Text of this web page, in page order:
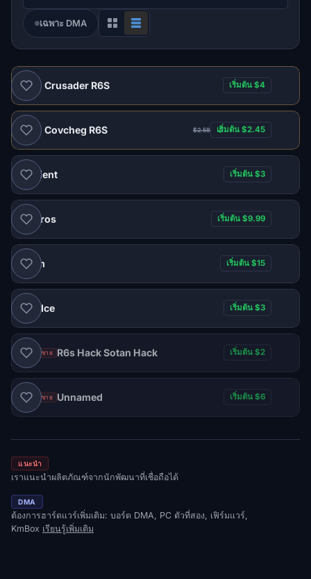
เฉพาะ DMA
แนะนำ Crusader R6S เริ่มต้น $4
แนะนำ Covcheg R6S $2.58 เริ่มต้น $2.45
Ancient เริ่มต้น $3
Macros เริ่มต้น $9.99
Naim เริ่มต้น $15
DMA Ice เริ่มต้น $3
ปิดการขาย R6s Hack Sotan Hack เริ่มต้น $2
ปิดการขาย Unnamed เริ่มต้น $6
แนะนำ
เราแนะนำผลิตภัณฑ์จากนักพัฒนาที่เชื่อถือได้
DMA
ต้องการฮาร์ดแวร์เพิ่มเติม: บอร์ด DMA, PC ตัวที่สอง, เฟิร์มแวร์,
KmBox เรียนรู้เพิ่มเติม